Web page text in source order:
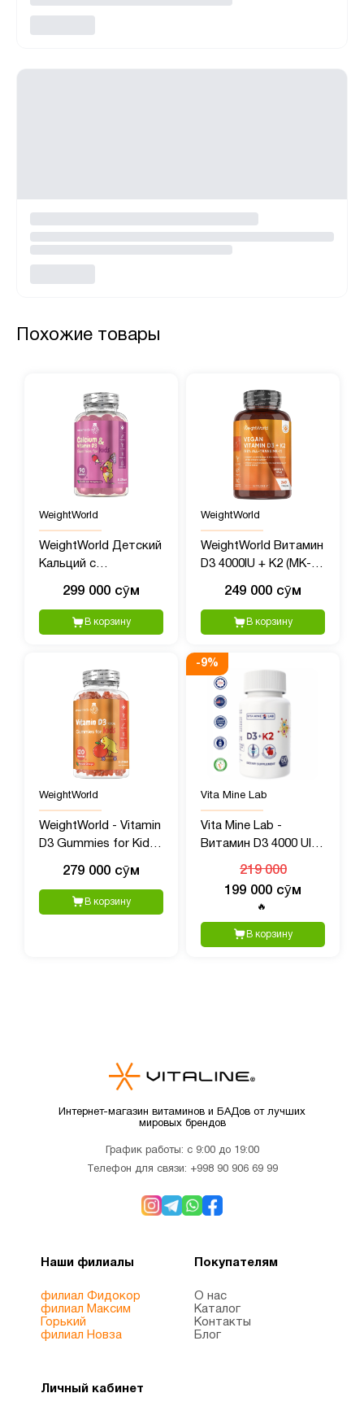
Похожие товары
WeightWorld
WeightWorld Детский
Кальций с
жевательных мишек
299 000 сӯм
В корзину
WeightWorld
WeightWorld Витамин
D3 4000IU + K2 (MK-7)
249 000 сӯм
В корзину
WeightWorld
WeightWorld - Vitamin
D3 Gummies for Kids,
279 000 сӯм
В корзину
-9%
Vita Mine Lab
Vita Mine Lab -
Витамин D3 4000 UI +
K2 100 mcg, 60 капсул
219 000
199 000 сӯм
🔥
В корзину
Интернет-магазин витаминов и БАДов от лучших
мировых брендов
График работы: с 9:00 до 19:00
Телефон для связи: +998 90 906 69 99
Наши филиалы
филиал Фидокор
филиал Максим
Горький
филиал Новза
Покупателям
О нас
Каталог
Контакты
Блог
Личный кабинет